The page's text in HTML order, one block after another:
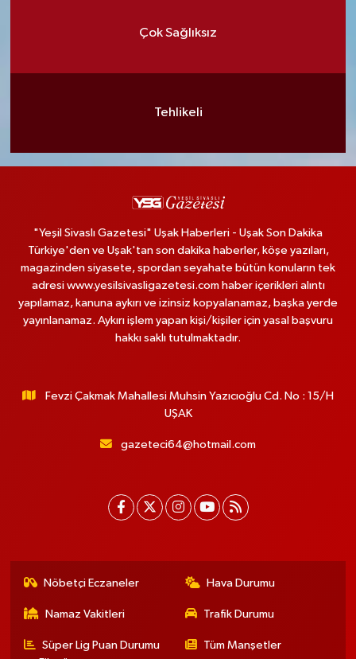
Çok Sağlıksız
Tehlikeli
"Yeşil Sivaslı Gazetesi" Uşak Haberleri - Uşak Son Dakika
Türkiye'den ve Uşak'tan son dakika haberler, köşe yazıları,
magazinden siyasete, spordan seyahate bütün konuların tek
adresi www.yesilsivasligazetesi.com haber içerikleri alıntı
yapılamaz, kanuna aykırı ve izinsiz kopyalanamaz, başka yerde
yayınlanamaz. Aykırı işlem yapan kişi/kişiler için yasal başvuru
hakkı saklı tutulmaktadır.
Fevzi Çakmak Mahallesi Muhsin Yazıcıoğlu Cd. No : 15/H
UŞAK
gazeteci64@hotmail.com
Nöbetçi Eczaneler Hava Durumu
Namaz Vakitleri Trafik Durumu
Süper Lig Puan Durumu
Tüm Manşetler